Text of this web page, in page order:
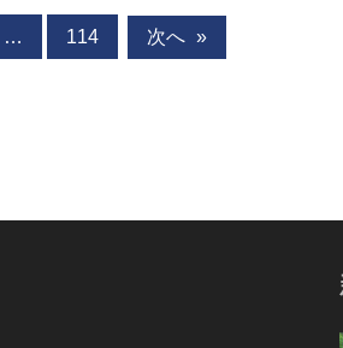
… 114 次へ »